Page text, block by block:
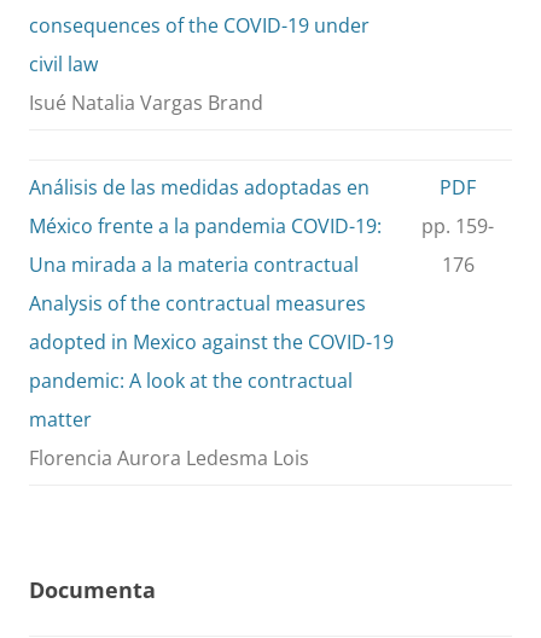
consequences of the COVID-19 under
civil law
Isué Natalia Vargas Brand
Análisis de las medidas adoptadas en
México frente a la pandemia COVID-19:
Una mirada a la materia contractual
Analysis of the contractual measures
adopted in Mexico against the COVID-19
pandemic: A look at the contractual
matter
Florencia Aurora Ledesma Lois
PDF
pp. 159-
176
Documenta